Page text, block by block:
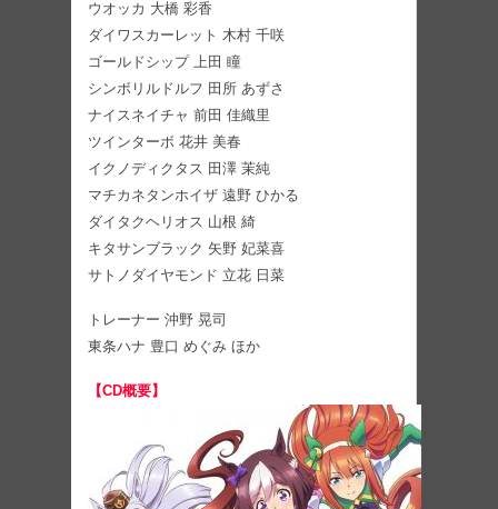
ウオッカ 大橋 彩香
ダイワスカーレット 木村 千咲
ゴールドシップ 上田 瞳
シンボリルドルフ 田所 あずさ
ナイスネイチャ 前田 佳織里
ツインターボ 花井 美春
イクノディクタス 田澤 茉純
マチカネタンホイザ 遠野 ひかる
ダイタクヘリオス 山根 綺
キタサンブラック 矢野 妃菜喜
サトノダイヤモンド 立花 日菜
トレーナー 沖野 晃司
東条ハナ 豊口 めぐみ ほか
【CD概要】